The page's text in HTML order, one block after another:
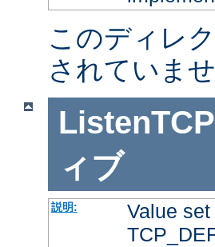
このディレ
されていま
ィブ
説明:
Value